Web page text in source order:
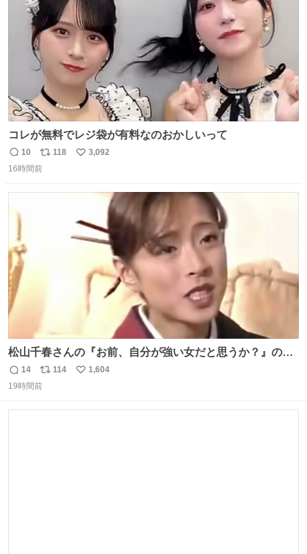
コレが無料でレジ袋が有料なのおかしいって
返
信
10
リ
ポ
118
い
3,092
16時間前
松山千春さんの『お前、自分が強い女だと思うか？』の一
言で… 中森明菜さんが思わず本音をこぼす瞬間😭
返
信
14
リ
ポ
114
い
1,604
19時間前